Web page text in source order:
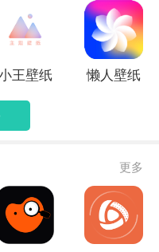
王壁纸 懒人壁纸
更多